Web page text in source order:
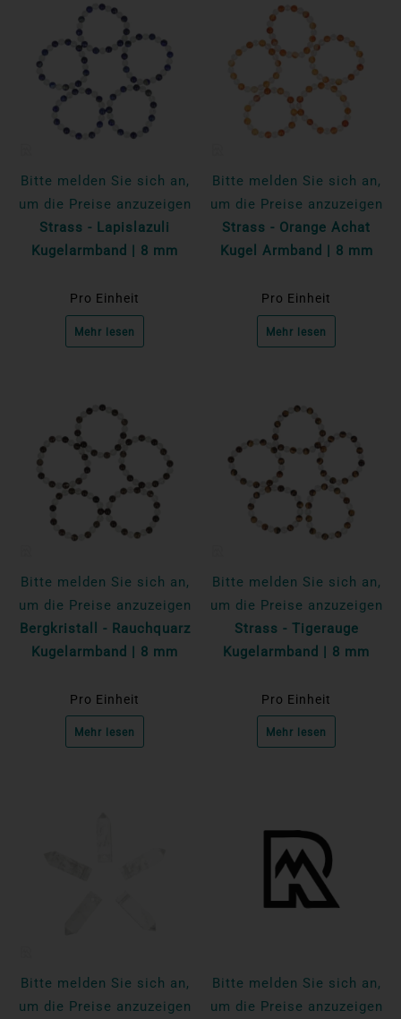
Bitte melden Sie sich an,
um die Preise anzuzeigen
Strass - Lapislazuli
Kugelarmband | 8 mm
Pro Einheit
Mehr lesen
Bitte melden Sie sich an,
um die Preise anzuzeigen
Strass - Orange Achat
Kugel Armband | 8 mm
Pro Einheit
Mehr lesen
Bitte melden Sie sich an,
um die Preise anzuzeigen
Bergkristall - Rauchquarz
Kugelarmband | 8 mm
Pro Einheit
Mehr lesen
Bitte melden Sie sich an,
um die Preise anzuzeigen
Strass - Tigerauge
Kugelarmband | 8 mm
Pro Einheit
Mehr lesen
Bitte melden Sie sich an,
um die Preise anzuzeigen
Bitte melden Sie sich an,
um die Preise anzuzeigen